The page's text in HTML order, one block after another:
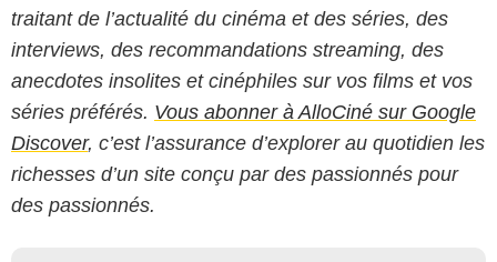
traitant de l’actualité du cinéma et des séries, des
interviews, des recommandations streaming, des
anecdotes insolites et cinéphiles sur vos films et vos
séries préférés. Vous abonner à AlloCiné sur Google
Discover, c’est l’assurance d’explorer au quotidien les
richesses d’un site conçu par des passionnés pour
des passionnés.